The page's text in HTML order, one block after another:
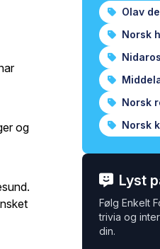
og
Olav
Norsk
Norsk
Norsk
Lyst
Følg Enkelt
trivia og
din.